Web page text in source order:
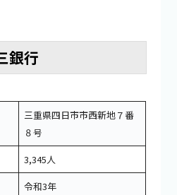
銀行
三重県四日市市西新地７番
８号
3,345人
令和3年